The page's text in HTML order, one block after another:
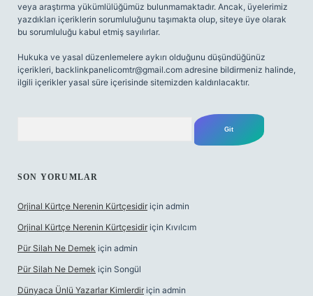
veya araştırma yükümlülüğümüz bulunmamaktadır. Ancak, üyelerimiz
yazdıkları içeriklerin sorumluluğunu taşımakta olup, siteye üye olarak
bu sorumluluğu kabul etmiş sayılırlar.
Hukuka ve yasal düzenlemelere aykırı olduğunu düşündüğünüz
içerikleri, backlinkpanelicomtr@gmail.com adresine bildirmeniz halinde,
ilgili içerikler yasal süre içerisinde sitemizden kaldırılacaktır.
SON YORUMLAR
Orjinal Kürtçe Nerenin Kürtçesidir için admin
Orjinal Kürtçe Nerenin Kürtçesidir için Kıvılcım
Pür Silah Ne Demek için admin
Pür Silah Ne Demek için Songül
Dünyaca Ünlü Yazarlar Kimlerdir için admin